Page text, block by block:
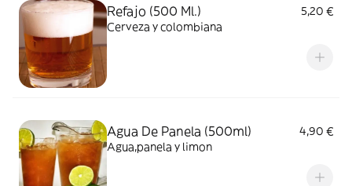
Refajo (500 Ml.)
5,20 €
Cerveza y colombiana
Agua De Panela (500ml)
4,90 €
Agua,panela y limon